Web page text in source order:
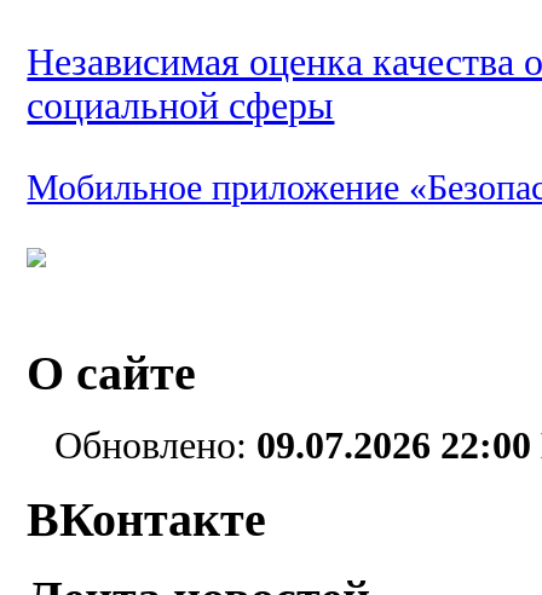
Независимая оценка качества
социальной сферы
Мобильное приложение
О сайте
Обновлено: 09.07.2026 22:00
ВКонтакте